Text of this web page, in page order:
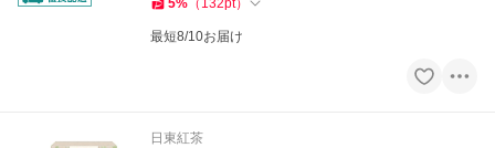
5% （ 132pt）
最短8/10お届け
日東紅茶